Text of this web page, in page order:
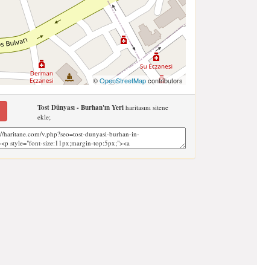
©OpenStreetMapcontributors
Tost Dünyası - Burhan'ın Yeriharitasını sitene
ekle;